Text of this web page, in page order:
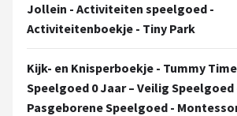
Done by Deer
Funnies.
Alle merken →
Jollein - Activiteiten speelgoed -
Activiteitenboekje - Tiny Park
Kijk- en Knisperboekje - Tummy
Speelgoed 0 Jaar – Veilig Speelgoed
Pasgeborene Speelgoed -